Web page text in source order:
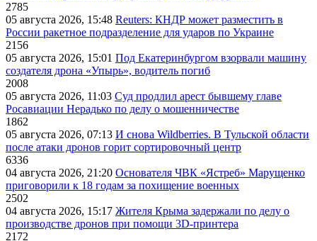
2785
05 августа 2026, 15:48 Reuters: КНДР может разместить в
России ракетное подразделение для ударов по Украине
2156
05 августа 2026, 15:01 Под Екатеринбургом взорвали машину
создателя дрона «Упырь», водитель погиб
2008
05 августа 2026, 11:03 Суд продлил арест бывшему главе
Росавиации Нерадько по делу о мошенничестве
1862
05 августа 2026, 07:13 И снова Wildberries. В Тульской области
после атаки дронов горит сортировочный центр
6336
04 августа 2026, 21:20 Основателя ЧВК «Ястреб» Марущенко
приговорили к 18 годам за похищение военных
2502
04 августа 2026, 15:17 Жителя Крыма задержали по делу о
производстве дронов при помощи 3D‑принтера
2172